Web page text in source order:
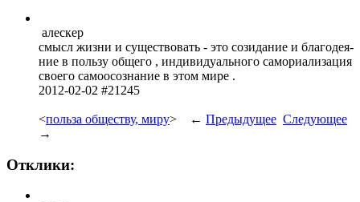
алескер
смысл жизни и суще­ство­вать - это сози­дание и благ­одея­
ние в пользу общего , инди­виду­альн­ого само­риал­изация
своего само­осоз­нание в этом мире .
2012-02-02 #21245
<польза обществу, миру> ← Предыдущее Следующее
→
Отклики: